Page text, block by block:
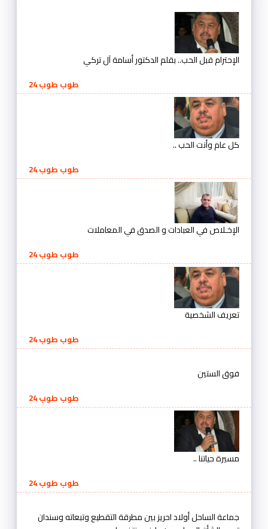
الإحترام قبل الحب.. بقلم الدكتور أسامة آل تركي
طوب طوب 24
كل عام وأنت الحب ..
طوب طوب 24
الإخـلاص في العبادات و الصدق في المعاملات
طوب طوب 24
تعريف الشخصية
طوب طوب 24
فوق الستين
طوب طوب 24
مسيرة حياتنا ..
طوب طوب 24
جماعة الساحل أولاد احريز بين مطرقة التقطيع وتبعاته وسندان